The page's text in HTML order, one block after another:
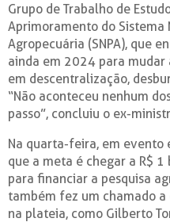
Grupo de Trabalho de
Aprimoramento do Sistema
Agropecuária (SNPA), que
ainda em 2024 para mudar
em descentralização,
“Não aconteceu nenhum
passo”, concluiu o ex-
Na quarta-feira, em evento
que a meta é chegar a R$
para financiar a pesquisa
também fez um chamado
na plateia, como Gilberto